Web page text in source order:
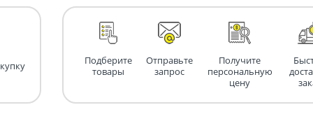
Подберите
товары
Отправьте
запрос
Получите
персональную
цену